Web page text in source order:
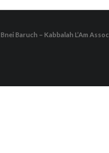
Bnei Baruch – Kabbalah L’Am